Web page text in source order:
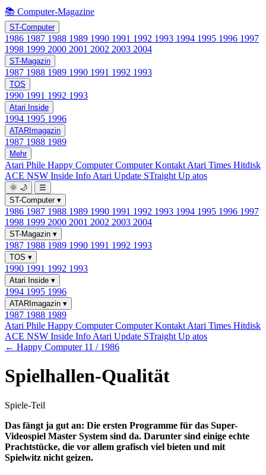
📚 Computer-Magazine
ST-Computer
1986 1987 1988 1989 1990 1991 1992 1993 1994 1995 1996 1997
1998 1999 2000 2001 2002 2003 2004
ST-Magazin
1987 1988 1989 1990 1991 1992 1993
TOS
1990 1991 1992 1993
Atari Inside
1994 1995 1996
ATARImagazin
1987 1988 1989
Mehr
Atari Phile Happy ComputerComputer Kontakt Atari Times Hitdisk
ACE NSW Inside Info Atari Update STraight Up atos
🌞 🌙
☰
ST-Computer ▾
1986 1987 1988 1989 1990 1991 1992 1993 1994 1995 1996 1997
1998 1999 2000 2001 2002 2003 2004
ST-Magazin ▾
1987 1988 1989 1990 1991 1992 1993
TOS ▾
1990 1991 1992 1993
Atari Inside ▾
1994 1995 1996
ATARImagazin ▾
1987 1988 1989
Atari Phile Happy ComputerComputer Kontakt Atari Times Hitdisk
ACE NSW Inside Info Atari Update STraight Up atos
← Happy Computer 11 / 1986
Spielhallen-Qualität
Spiele-Teil
Das fängt ja gut an: Die ersten Programme für das Super-
Videospiel Master System sind da. Darunter sind einige echte
Prachtstücke, die vor allem grafisch viel bieten und mit
Spielwitz nicht geizen.